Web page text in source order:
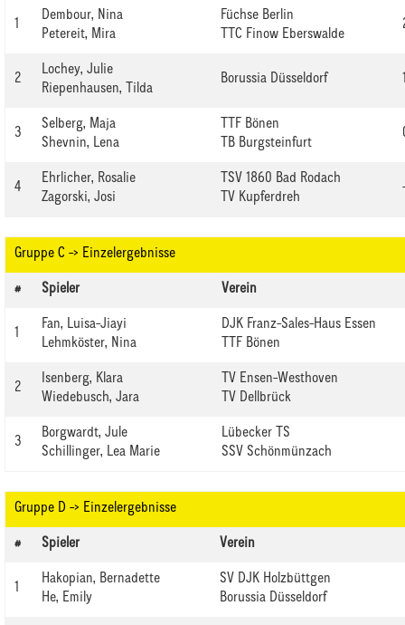
1
Dembour, Nina
Petereit, Mira
Füchse Berlin
TTC Finow Eberswalde
2
Lochey, Julie
Riepenhausen, Tilda
Borussia Düsseldorf
3
Selberg, Maja
Shevnin, Lena
TTF Bönen
TB Burgsteinfurt
4
Ehrlicher, Rosalie
Zagorski, Josi
TSV 1860 Bad Rodach
TV Kupferdreh
Gruppe C -> Einzelergebnisse
# Spieler Verein
1
Fan, Luisa-Jiayi
Lehmköster, Nina
DJK Franz-Sales-Haus Essen
TTF Bönen
2
Isenberg, Klara
Wiedebusch, Jara
TV Ensen-Westhoven
TV Dellbrück
3
Borgwardt, Jule
Schillinger, Lea Marie
Lübecker TS
SSV Schönmünzach
Gruppe D -> Einzelergebnisse
# Spieler Verein
1
Hakopian, Bernadette
He, Emily
SV DJK Holzbüttgen
Borussia Düsseldorf